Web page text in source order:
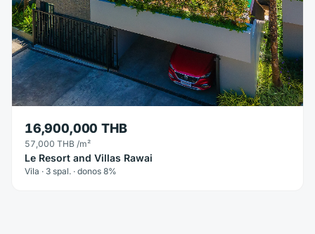
16,900,000 THB
57,000 THB /m²
Le Resort and Villas Rawai
Vila · 3 spal. · donos 8%